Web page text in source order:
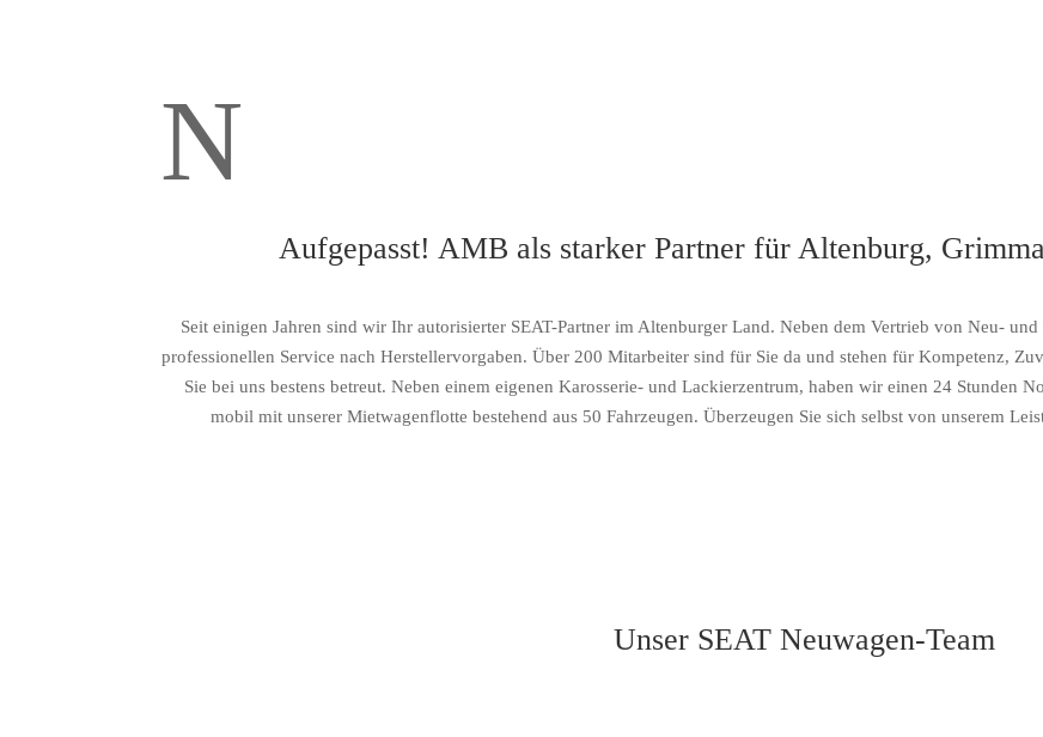
N
Aufgepasst! AMB als starker Partner für Altenburg,
Seit einigen Jahren sind wir Ihr autorisierter SEAT-Partner im Altenburger Land. Neben dem Vertrieb von Neu-
professionellen Service nach Herstellervorgaben. Über 200 Mitarbeiter sind für Sie da und stehen für Kompetenz,
Sie bei uns bestens betreut. Neben einem eigenen Karosserie- und Lackierzentrum, haben wir einen 24 Stunden
mobil mit unserer Mietwagenflotte bestehend aus 50 Fahrzeugen. Überzeugen Sie sich selbst von unserem
Unser SEAT Neuwagen-Team